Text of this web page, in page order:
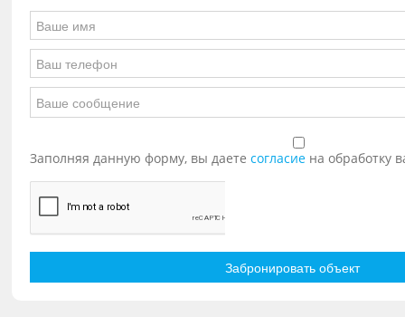
Заполняя данную форму, вы даетесогласие на обработку